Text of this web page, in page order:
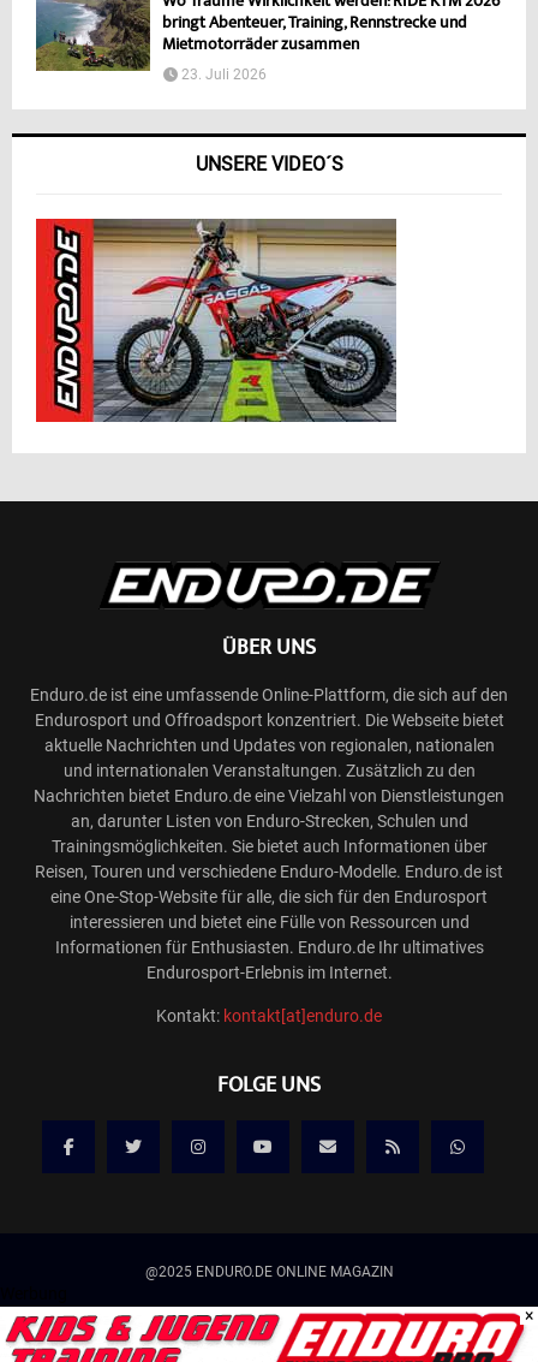
bringt Abenteuer, Training, Rennstrecke und
Mietmotorräder zusammen
23. Juli 2026
UNSERE VIDEO´S
ÜBER UNS
Enduro.de ist eine umfassende Online-Plattform, die sich auf den
Endurosport und Offroadsport konzentriert. Die Webseite bietet
aktuelle Nachrichten und Updates von regionalen, nationalen
und internationalen Veranstaltungen. Zusätzlich zu den
Nachrichten bietet Enduro.de eine Vielzahl von Dienstleistungen
an, darunter Listen von Enduro-Strecken, Schulen und
Trainingsmöglichkeiten. Sie bietet auch Informationen über
Reisen, Touren und verschiedene Enduro-Modelle. Enduro.de ist
eine One-Stop-Website für alle, die sich für den Endurosport
interessieren und bietet eine Fülle von Ressourcen und
Informationen für Enthusiasten. Enduro.de Ihr ultimatives
Endurosport-Erlebnis im Internet.
Kontakt: kontakt[at]enduro.de
FOLGE UNS
@2025 ENDURO.DE ONLINE MAGAZIN
Kontakt
Mediadaten/Werbung
Allgemeine Geschäftsbedingungen
Impressum
×